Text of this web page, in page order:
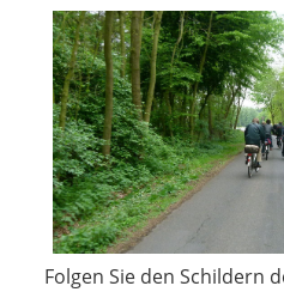
Folgen Sie den Schildern